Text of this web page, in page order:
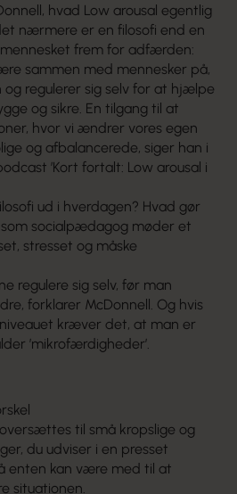
hvad Low arousal egentlig
nærmere er en filosofi end en
frem for adfærden:
sammen med mennesker på,
regulerer sig selv for at hjælpe
og sikre. En tilgang til at
hvor vi ændrer vores egen
og afbalancerede, siger han i
’Kort fortalt: Low arousal i
ud i hverdagen? Hvad gør
socialpædagog møder et
stresset og måske
regulere sig selv, før man
forklarer McDonnell. Og hvis
kræver det, at man er
’mikrofærdigheder’.
til små kropslige og
du udviser i en presset
enten kan være med til at
situationen.